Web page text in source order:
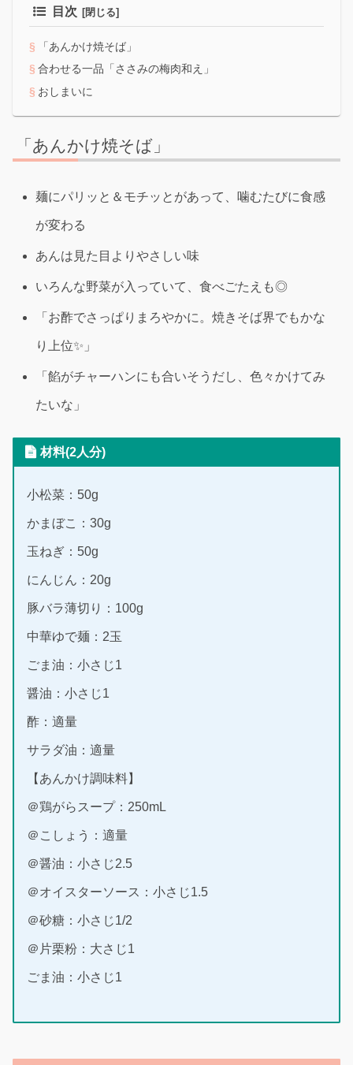
目次
「あんかけ焼そば」
合わせる一品「ささみの梅肉和え」
おしまいに
「あんかけ焼そば」
麺にパリッと＆モチッとがあって、噛むたびに食感
が変わる
あんは見た目よりやさしい味
いろんな野菜が入っていて、食べごたえも◎
「お酢でさっぱりまろやかに。焼きそば界でもかな
り上位✨」
「餡がチャーハンにも合いそうだし、色々かけてみ
たいな」
材料(2人分)
小松菜：50g
かまぼこ：30g
玉ねぎ：50g
にんじん：20g
豚バラ薄切り：100g
中華ゆで麺：2玉
ごま油：小さじ1
醤油：小さじ1
酢：適量
サラダ油：適量
【あんかけ調味料】
＠鶏がらスープ：250mL
＠こしょう：適量
＠醤油：小さじ2.5
＠オイスターソース：小さじ1.5
＠砂糖：小さじ1/2
＠片栗粉：大さじ1
ごま油：小さじ1